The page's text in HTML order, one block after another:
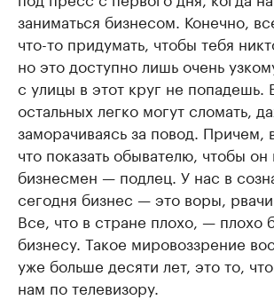
заниматься бизнесом. Конечно,
что-то придумать, чтобы тебя
но это доступно лишь очень
с улицы в этот круг не попадешь.
остальных легко могут сломать,
заморачиваясь за повод. Причем,
что показать обывателю, чтобы он
бизнесмен — подлец. У нас в
сегодня бизнес — это воры,
Все, что в стране плохо, — плохо
бизнесу. Такое мировоззрение
уже больше десяти лет, это то,
нам по телевизору.